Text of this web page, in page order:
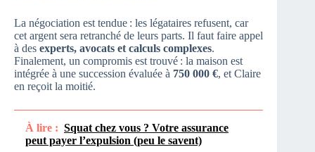
La négociation est tendue : les légataires refusent, car
cet argent sera retranché de leurs parts. Il faut faire appel
à des experts, avocats et calculs complexes.
Finalement, un compromis est trouvé : la maison est
intégrée à une succession évaluée à 750 000 €, et Claire
en reçoit la moitié.
À lire : Squat chez vous ? Votre assurance
peut payer l’expulsion (peu le savent)